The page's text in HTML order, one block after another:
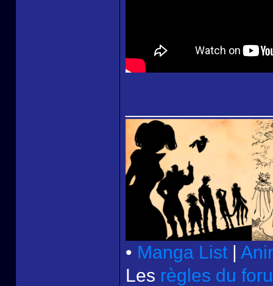
• Manga List |
Les règles du